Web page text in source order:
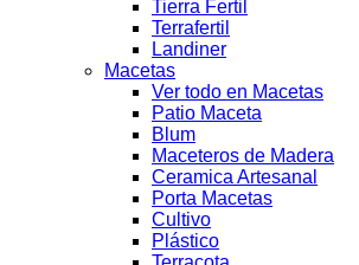
Tierra Fertil
Terrafertil
Landiner
Macetas
Ver todo en Macetas
Patio Maceta
Blum
Maceteros de Madera
Ceramica Artesanal
Porta Macetas
Cultivo
Plástico